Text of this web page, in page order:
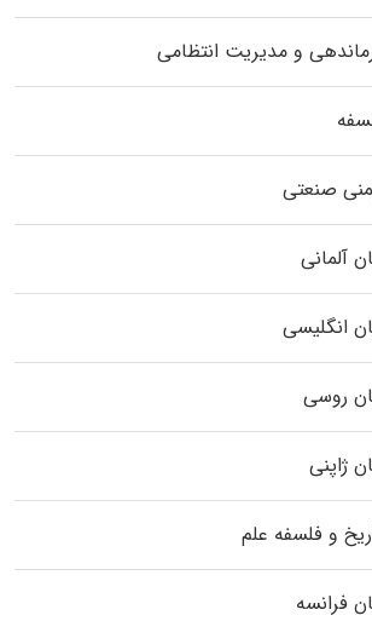
و مدیریت انتظامی
صنعتی
آلمانی
انگلیسی
روسی
ژاپنی
و فلسفه علم
فرانسه